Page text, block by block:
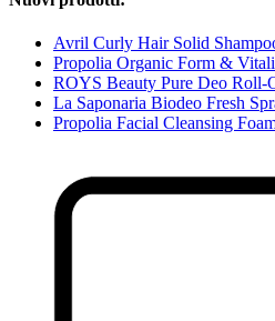
Avril Curly Hair Solid
Propolia Organic Form &
ROYS Beauty Pure Deo Roll-
La Saponaria Biodeo Fresh
Propolia Facial Cleansing